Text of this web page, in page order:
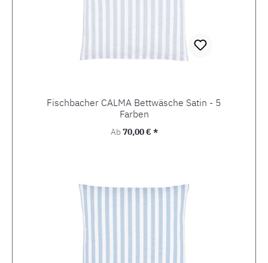
Fischbacher CALMA Bettwäsche Satin - 5
Farben
Regulärer Preis:
Ab70,00 € *